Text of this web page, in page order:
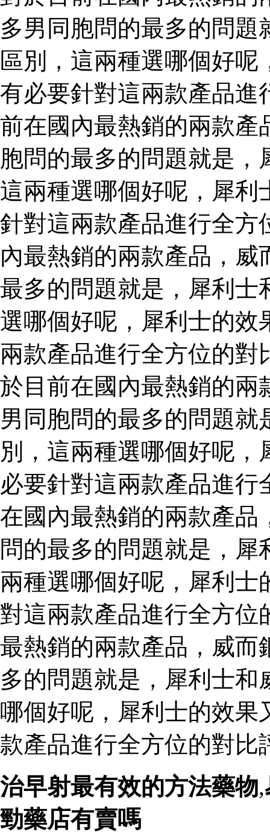
多男同胞問的最多的問
區別，這兩種選哪個好呢
有必要針對這兩款產品進
前在國內最熱銷的兩款產
胞問的最多的問題就是
這兩種選哪個好呢，犀利
針對這兩款產品進行全方
內最熱銷的兩款產品，
最多的問題就是，犀利士
選哪個好呢，犀利士的效
兩款產品進行全方位的
於目前在國內最熱銷的兩
男同胞問的最多的問題
別，這兩種選哪個好呢，
必要針對這兩款產品進
在國內最熱銷的兩款產品
問的最多的問題就是，
兩種選哪個好呢，犀利士
對這兩款產品進行全方位
最熱銷的兩款產品，威而
多的問題就是，犀利士
哪個好呢，犀利士的效果
款產品進行全方位的對比
治早射最有效的方法藥物,
勁藥店有賣嗎